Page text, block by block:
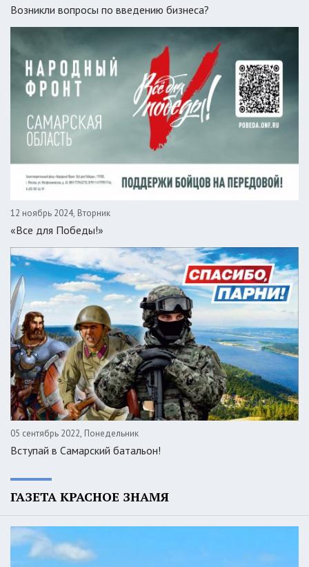
Возникли вопросы по введению бизнеса?
12 ноябрь 2024, Вторник
«Все для Победы!»
05 сентябрь 2022, Понедельник
Вступай в Самарский батальон!
ГАЗЕТА КРАСНОЕ ЗНАМЯ